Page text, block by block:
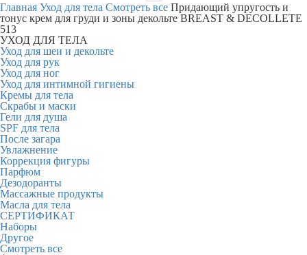
Главная Уход для тела Смотреть все Придающий упругость и
тонус крем для груди и зоны декольте BREAST & DECOLLETE
513
УХОД ДЛЯ ТЕЛА
Уход для шеи и декольте
Уход для рук
Уход для ног
Уход для интимной гигиены
Кремы для тела
Скрабы и маски
Гели для душа
SPF для тела
После загара
Увлажнение
Коррекция фигуры
Парфюм
Дезодоранты
Массажные продукты
Масла для тела
СЕРТИФИКАТ
Наборы
Другое
Смотреть все